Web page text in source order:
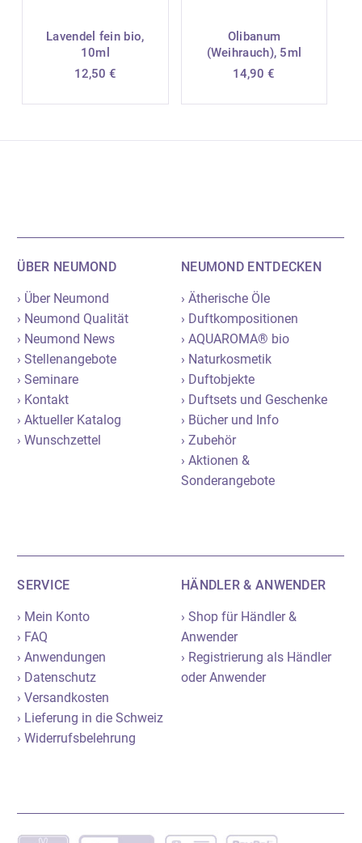
Lavendel fein bio,
10ml
12,50 €
Olibanum
(Weihrauch), 5ml
14,90€
ÜBER NEUMOND
› Über Neumond
› Neumond Qualität
› Neumond News
› Stellenangebote
› Seminare
› Kontakt
› Aktueller Katalog
› Wunschzettel
NEUMOND ENTDECKEN
› Ätherische Öle
› Duftkompositionen
› AQUAROMA® bio
› Naturkosmetik
› Duftobjekte
› Duftsets und Geschenke
› Bücher und Info
› Zubehör
› Aktionen &
Sonderangebote
SERVICE
› Mein Konto
› FAQ
› Anwendungen
› Datenschutz
› Versandkosten
› Lieferung in die Schweiz
› Widerrufsbelehrung
HÄNDLER & ANWENDER
› Shop für Händler &
Anwender
› Registrierung als Händler
oder Anwender